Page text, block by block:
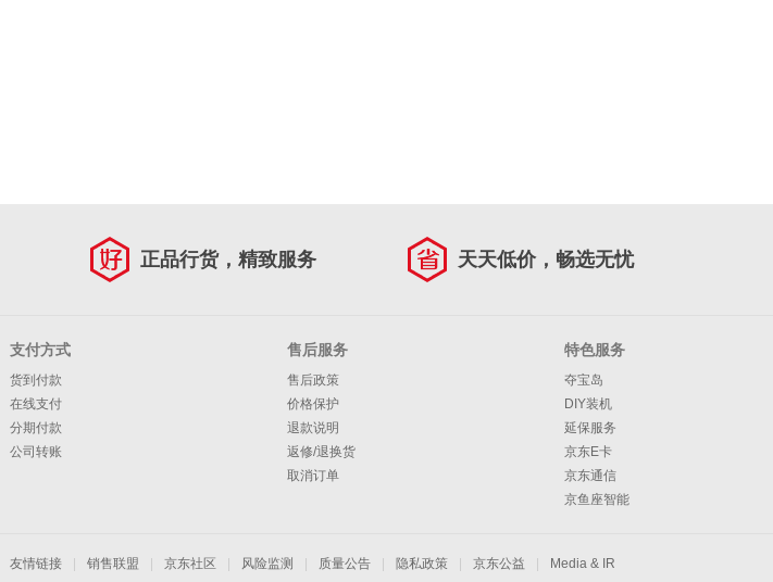
正品行货，精致服务 天天低价，畅选无忧
支付方式
货到付款
在线支付
分期付款
公司转账
售后服务
售后政策
价格保护
退款说明
返修/退换货
取消订单
特色服务
夺宝岛
DIY装机
延保服务
京东E卡
京东通信
京鱼座智能
友情链接 销售联盟 京东社区 风险监测 质量公告 隐私政策 京东公益 Media & IR